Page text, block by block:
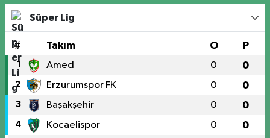
Süper Lig
# Takım O P
1 Amed 0 0
2 Erzurumspor FK 0 0
3 Başakşehir 0 0
4 Kocaelispor 0 0